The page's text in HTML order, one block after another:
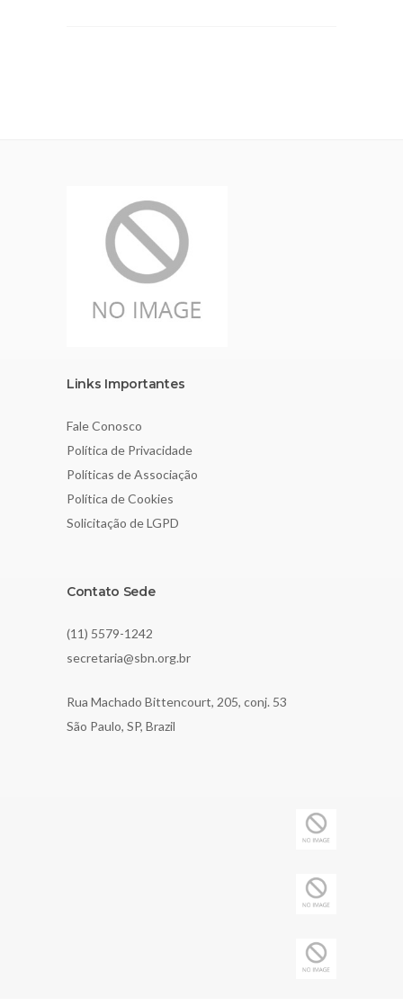
Links Importantes
Fale Conosco
Política de Privacidade
Políticas de Associação
Política de Cookies
Solicitação de LGPD
Contato Sede
(11) 5579-1242
secretaria@sbn.org.br
Rua Machado Bittencourt, 205, conj. 53
São Paulo, SP, Brazil